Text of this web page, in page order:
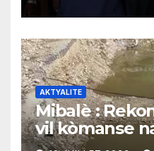
AKTYALITE
Mibalè :
vil kòmanse